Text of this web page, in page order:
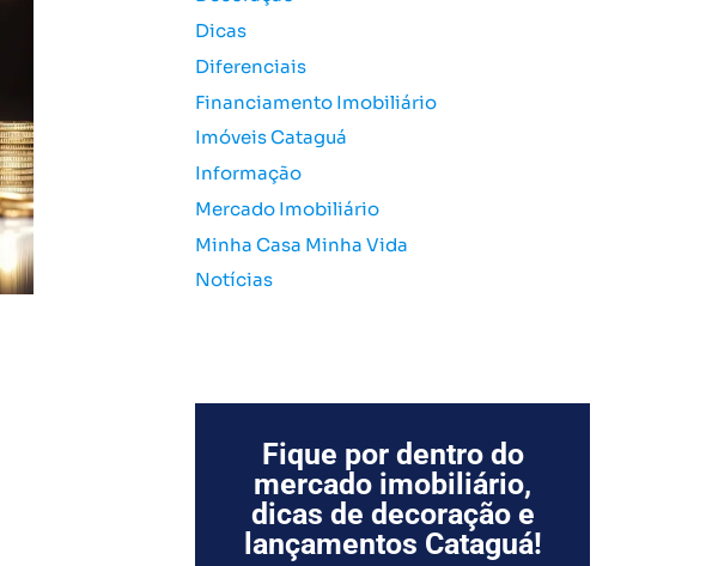
o
r
Dicas
Diferenciais
Financiamento Imobiliário
Imóveis Cataguá
Informação
Mercado Imobiliário
Minha Casa Minha Vida
Notícias
Fique por dentro do
mercado imobiliário,
dicas de decoração e
lançamentos Cataguá!